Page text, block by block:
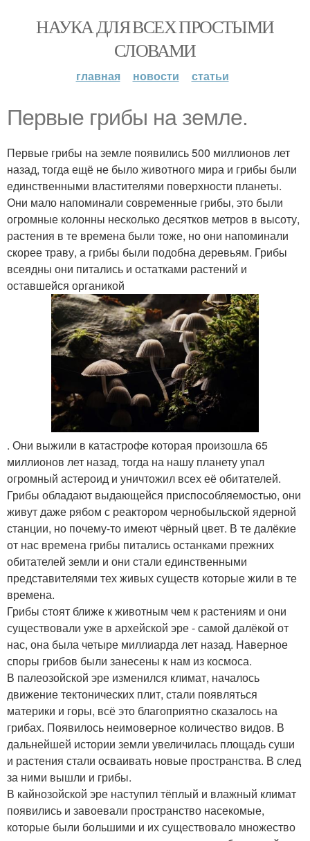
НАУКА ДЛЯ ВСЕХ ПРОСТЫМИ
СЛОВАМИ
главная новости статьи
Первые грибы на земле.
Первые грибы на земле появились 500 миллионов лет
назад, тогда ещё не было животного мира и грибы были
единственными властителями поверхности планеты.
Они мало напоминали современные грибы, это были
огромные колонны несколько десятков метров в высоту,
растения в те времена были тоже, но они напоминали
скорее траву, а грибы были подобна деревьям. Грибы
всеядны они питались и остатками растений и
оставшейся органикой
. Они выжили в катастрофе которая произошла 65
миллионов лет назад, тогда на нашу планету упал
огромный астероид и уничтожил всех её обитателей.
Грибы обладают выдающейся приспособляемостью, они
живут даже рябом с реактором чернобыльской ядерной
станции, но почему-то имеют чёрный цвет. В те далёкие
от нас времена грибы питались останками прежних
обитателей земли и они стали единственными
представителями тех живых существ которые жили в те
времена.
Грибы стоят ближе к животным чем к растениям и они
существовали уже в архейской эре - самой далёкой от
нас, она была четыре миллиарда лет назад. Наверное
споры грибов были занесены к нам из космоса.
В палеозойской эре изменился климат, началось
движение тектонических плит, стали появляться
материки и горы, всё это благоприятно сказалось на
грибах. Появилось неимоверное количество видов. В
дальнейшей истории земли увеличилась площадь суши
и растения стали осваивать новые пространства. В след
за ними вышли и грибы.
В кайнозойской эре наступил тёплый и влажный климат
появились и завоевали пространство насекомые,
которые были большими и их существовало множество